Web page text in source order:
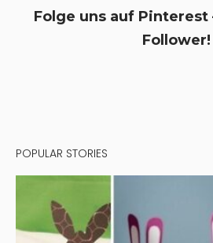
Folge uns auf Pinterest
Follower!
POPULAR STORIES